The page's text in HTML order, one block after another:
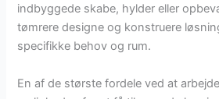
indbyggede skabe, hylder eller
tømrere designe og konstruere
specifikke behov og rum.
En af de største fordele ved at